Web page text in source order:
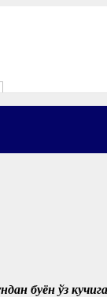
буён ўз